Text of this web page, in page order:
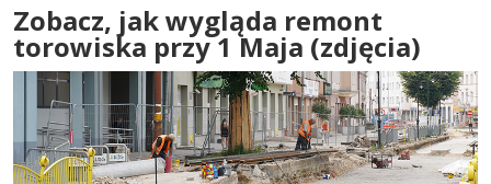
Zobacz, jak wygląda remont
torowiska przy 1 Maja (zdjęcia)